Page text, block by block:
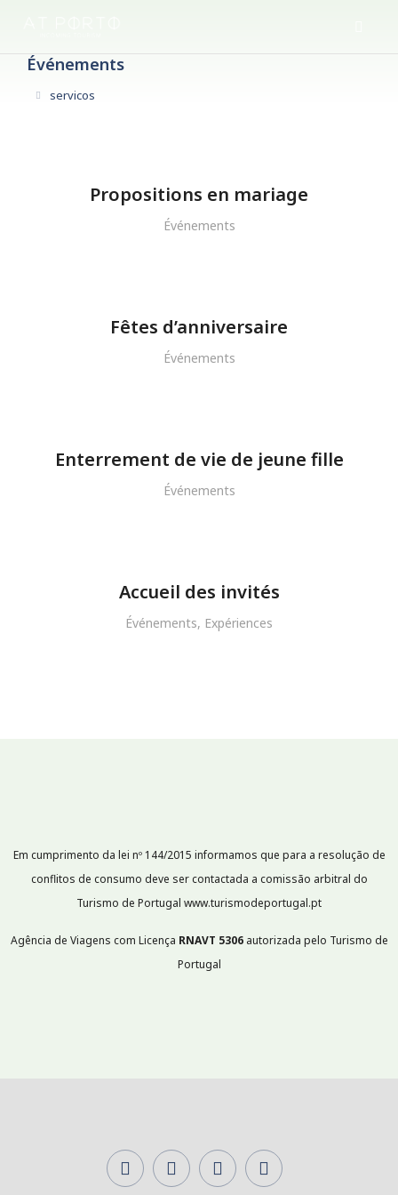
Événements
Vous êtes ici :
servicos
Propositions en mariage
Événements
Fêtes d’anniversaire
Événements
Enterrement de vie de jeune fille
Événements
Accueil des invités
Événements, Expériences
Em cumprimento da lei nº 144/2015 informamos que para a resolução de
conflitos de consumo deve ser contactada a comissão arbitral do
Turismo de Portugal www.turismodeportugal.pt
Agência de Viagens com Licença RNAVT 5306 autorizada pelo Turismo de
Portugal